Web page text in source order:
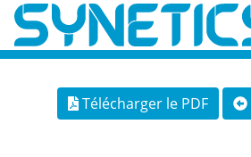
Télécharger le PDF